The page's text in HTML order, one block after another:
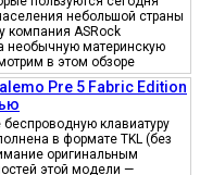
небольшой страны
компания ASRock
необычную материнскую
в этом обзоре
Pre 5 Fabric Edition
клавиатуру
в формате TKL (без
оригинальным
этой модели —